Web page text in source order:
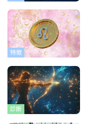
特徴
診断